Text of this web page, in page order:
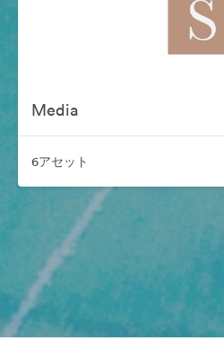
Media
6アセット